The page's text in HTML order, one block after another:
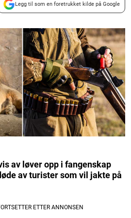
Legg til som en foretrukket kilde på Google
av løver opp i fangenskap
av turister som vil jakte på